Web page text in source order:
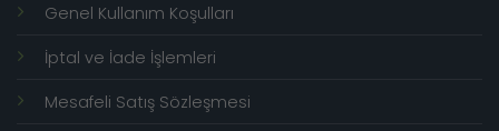
Genel Kullanım Koşulları
İptal ve İade İşlemleri
Mesafeli Satış Sözleşmesi